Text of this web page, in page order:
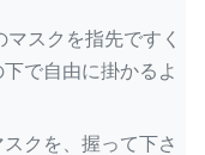
スクを指先ですく
で自由に掛かるよ
クを、握って下さ